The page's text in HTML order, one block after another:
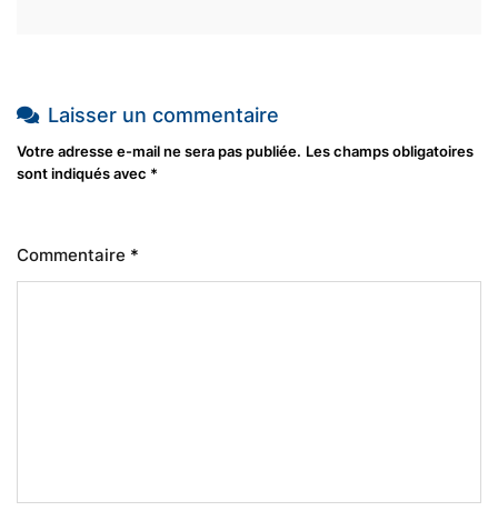
Laisser un commentaire
Votre adresse e-mail ne sera pas publiée. Les champs obligatoires
sont indiqués avec *
Commentaire *